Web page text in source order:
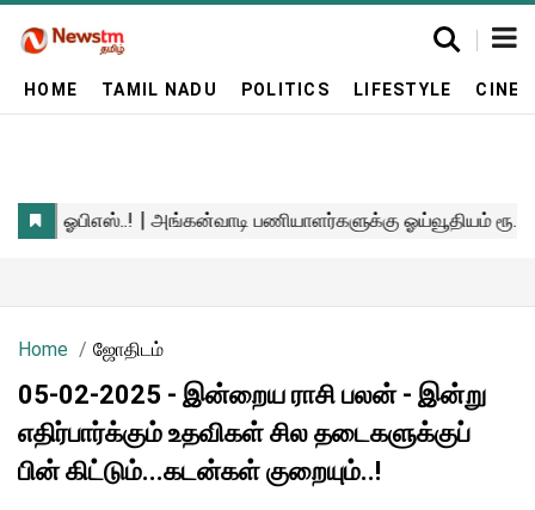
HOME TAMIL NADU POLITICS LIFESTYLE
Home ஜோதிடம்
05-02-2025 - இன்றைய ராசி பலன் - இன்று
எதிர்பார்க்கும் உதவிகள் சில தடைகளுக்குப்
பின் கிட்டும்...கடன்கள் குறையும்..!